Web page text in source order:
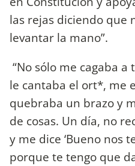
las rejas diciendo que
levantar la mano”.
“No sólo me cagaba
le cantaba el ort*, me
quebraba un brazo y
de cosas. Un día, no
y me dice ‘Bueno nos
porque te tengo que